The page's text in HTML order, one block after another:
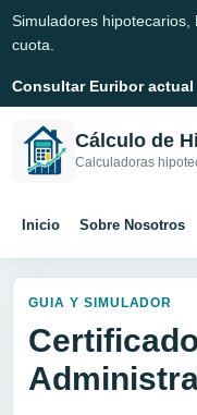
Simuladores
cuota.
Consultar Euribor actual
Cálculo de
Calculadoras
Inicio Sobre Nosotros
GUIA Y SIMULADOR